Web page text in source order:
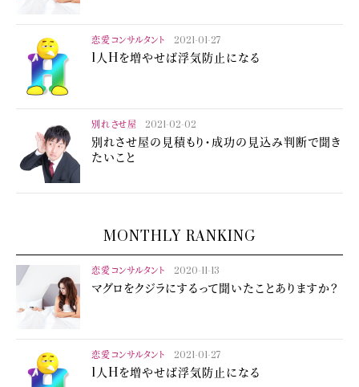
恋愛コンサルタント 2021-01-27
1人Hを増やせば浮気防止になる
別れさせ屋 2021-02-02
別れさせ屋の見積もり・成功の見込み判断で聞き
たいこと
MONTHLY RANKING
恋愛コンサルタント 2020-11-13
マグロをクジラにするって聞いたことありますか？
恋愛コンサルタント 2021-01-27
1人Hを増やせば浮気防止になる